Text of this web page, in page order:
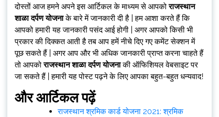
दोस्तों आज हमने अपने इस आर्टिकल के माध्यम से आपकोराजस्थान
शाळा दर्पण योजनाके बारे में जानकारी दी है | हम आशा करते हैं कि
आपको हमारी यह जानकारी पसंद आई होगी | अगर आपको किसी भी
प्रकार की दिक्कत आती है तब आप हमें नीचे दिए गए कमेंट सेक्शन में
पूछ सकते हैं | अगर आप और भी अधिक जानकारी प्राप्त करना चाहते हैं
तो आपकोराजस्थान शाळा दर्पण योजनाकी ऑफिशियल वेबसाइट पर
जा सकते हैं | हमारी यह पोस्ट पढ़ने के लिए आपका बहुत-बहुत धन्यवाद!
और आर्टिकल पढ़ें
राजस्थान श्रमिक कार्ड योजना 2021: श्रमिक